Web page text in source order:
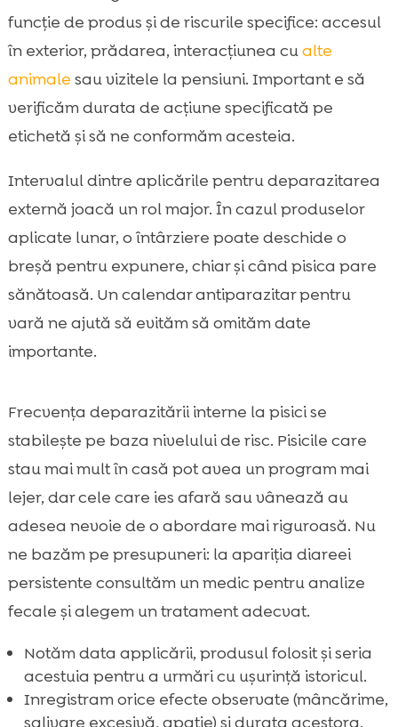
funcție de produs și de riscurile specifice: accesul
în exterior, prădarea, interacțiunea cualte
animale sau vizitele la pensiuni. Important e să
verificăm durata de acțiune specificată pe
etichetă și să ne conformăm acesteia.
Intervalul dintre aplicările pentru deparazitarea
externă joacă un rol major. În cazul produselor
aplicate lunar, o întârziere poate deschide o
breșă pentru expunere, chiar și când pisica pare
sănătoasă. Un calendar antiparazitar pentru
vară ne ajută să evităm să omităm date
importante.
Frecvența deparazitării interne la pisici se
stabilește pe baza nivelului de risc. Pisicile care
stau mai mult în casă pot avea un program mai
lejer, dar cele care ies afară sau vânează au
adesea nevoie de o abordare mai riguroasă. Nu
ne bazăm pe presupuneri: la apariția diareei
persistente consultăm un medic pentru analize
fecale și alegem un tratament adecvat.
Notăm data applicării, produsul folosit și seria
acestuia pentru a urmări cu ușurință istoricul.
Inregistram orice efecte observate (mâncărime,
salivare excesivă, apatie) și durata acestora.